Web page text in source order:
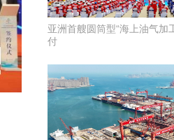
亚洲首艘圆筒型“海上油气加
付